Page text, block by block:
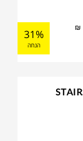
₪
31%
הנחה